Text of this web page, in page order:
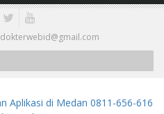
dokterwebid@gmail.com